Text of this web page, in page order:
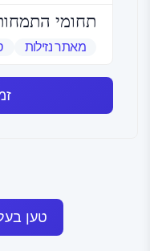
תחומי
מאתר נזילות
טען